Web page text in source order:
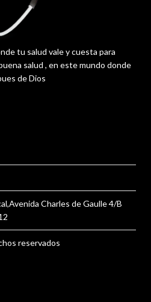
tu salud vale y cuesta para
salud , en este mundo donde
de Dios
Charles de Gaulle 4/B
reservados